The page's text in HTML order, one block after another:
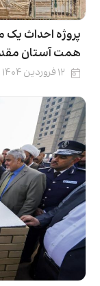
پروژه احداث
همت آستان
۱۲ فروردین ۱۴۰۴